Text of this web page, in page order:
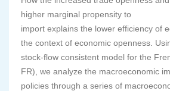
higher marginal propensity to
import explains the lower efficiency of
the context of economic openness.
stock-flow consistent model for the
FR), we analyze the macroeconomic
policies through a series of